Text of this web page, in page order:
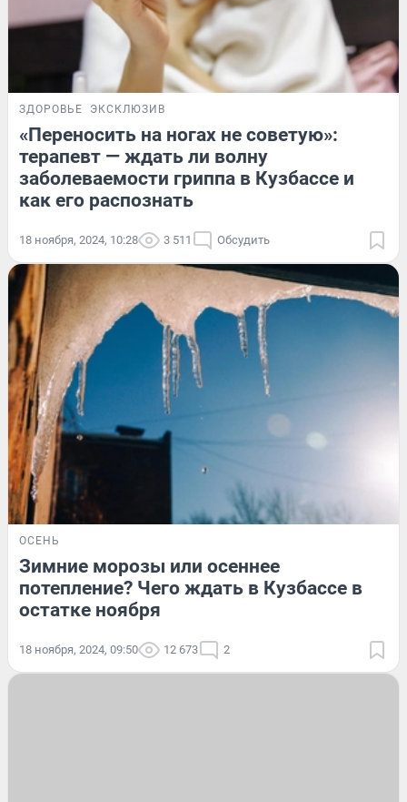
ЗДОРОВЬЕ ЭКСКЛЮЗИВ
«Переносить на ногах не советую»:
терапевт — ждать ли волну
заболеваемости гриппа в Кузбассе и
как его распознать
18 ноября, 2024, 10:28 3 511 Обсудить
ОСЕНЬ
Зимние морозы или осеннее
потепление? Чего ждать в Кузбассе в
остатке ноября
18 ноября, 2024, 09:50 12 673 2